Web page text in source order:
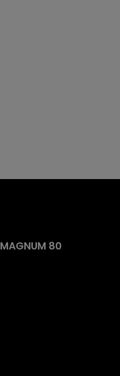
MAGNUM 80